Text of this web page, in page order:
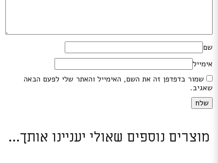
שם
אימייל
שמור בדפדפן זה את השם, האימייל והאתר שלי לפעם הבאה
שאגיב.
מוצרים נוספים שאולי יעניינו אותך...